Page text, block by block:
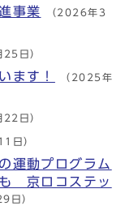
事業 （2026年3
日）
ます！ （2025年
日）
日）
運動プログラム
京ロコステッ
日）